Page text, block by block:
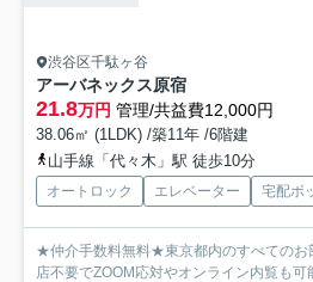
渋谷区千駄ヶ谷
アーバネックス原宿
21.8万円 管理/共益費12,000円
38.06㎡ (1LDK) /築11年 /6階建
山手線「代々木」駅 徒歩10分
オートロック エレベーター 宅配ボ
★仲介手数料無料★東京都内のすべての
店不要でZOOM応対やオンライン内覧も可